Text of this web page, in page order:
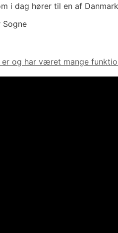
i dag hører til en af
og har været mange